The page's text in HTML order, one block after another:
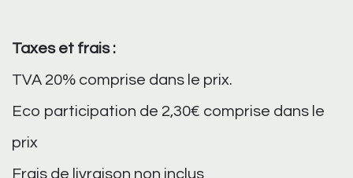
Taxes et frais :
TVA 20% comprise dans le prix.
Eco participation de 2,30€ comprise dans le
prix
Frais de livraison non inclus